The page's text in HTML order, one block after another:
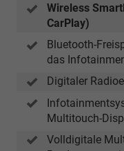
Wireless
CarPlay)
Bluetooth-
das
Digitaler
Multitouch-
Volldigitale